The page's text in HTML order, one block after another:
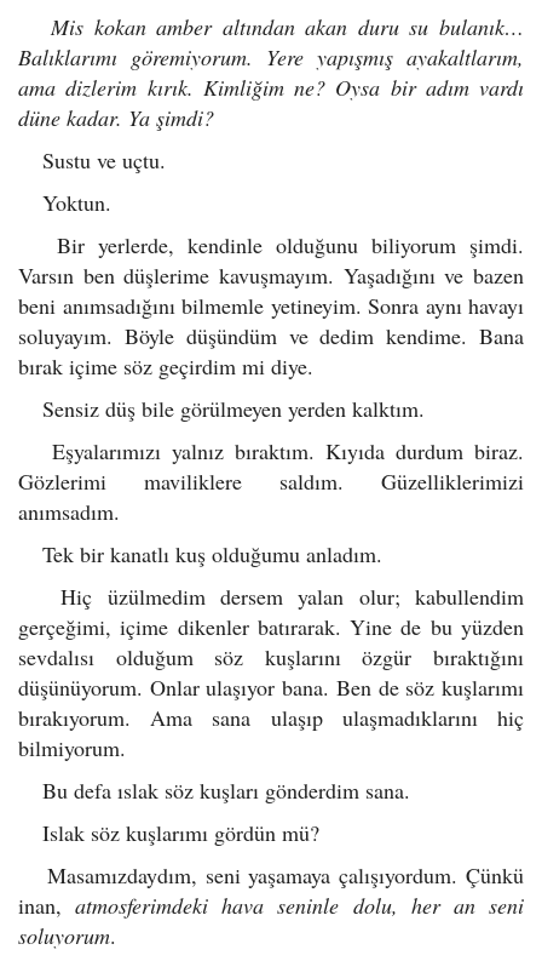
Mis kokan amber altından akan duru su bulanık…
Balıklarımı göremiyorum. Yere yapışmış ayakaltlarım,
ama dizlerim kırık. Kimliğim ne? Oysa bir adım vardı
düne kadar. Ya şimdi?
Sustu ve uçtu.
Yoktun.
Bir yerlerde, kendinle olduğunu biliyorum şimdi.
Varsın ben düşlerime kavuşmayım. Yaşadığını ve bazen
beni anımsadığını bilmemle yetineyim. Sonra aynı havayı
soluyayım. Böyle düşündüm ve dedim kendime. Bana
bırak içime söz geçirdim mi diye.
Sensiz düş bile görülmeyen yerden kalktım.
Eşyalarımızı yalnız bıraktım. Kıyıda durdum biraz.
Gözlerimi maviliklere saldım. Güzelliklerimizi
anımsadım.
Tek bir kanatlı kuş olduğumu anladım.
Hiç üzülmedim dersem yalan olur; kabullendim
gerçeğimi, içime dikenler batırarak. Yine de bu yüzden
sevdalısı olduğum söz kuşlarını özgür bıraktığını
düşünüyorum. Onlar ulaşıyor bana. Ben de söz kuşlarımı
bırakıyorum. Ama sana ulaşıp ulaşmadıklarını hiç
bilmiyorum.
Bu defa ıslak söz kuşları gönderdim sana.
Islak söz kuşlarımı gördün mü?
Masamızdaydım, seni yaşamaya çalışıyordum. Çünkü
inan,atmosferimdeki hava seninle dolu, her an seni
soluyorum.